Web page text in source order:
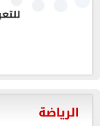
الرياضة